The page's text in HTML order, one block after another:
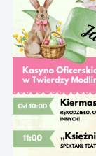
Kontakt
O nas